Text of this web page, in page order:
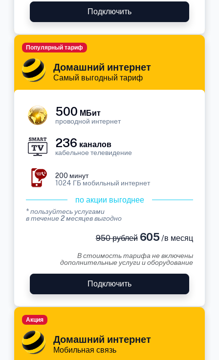
Подключить
Домашний интернет
Самый выгодный тариф
Популярный тариф
500 МБит
проводной интернет
236 каналов
кабельное телевидение
200 минут
1024 ГБ мобильный интернет
по акции выгоднее
* пользуйтесь услугами
в течение 2 месяцев выгодно
950 рублей605 /в месяц
В стоимость тарифа не включены
дополнительные услуги и оборудование
Подключить
Домашний интернет
Мобильная связь
Акция